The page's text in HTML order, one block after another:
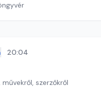
20:04
szerzőkről